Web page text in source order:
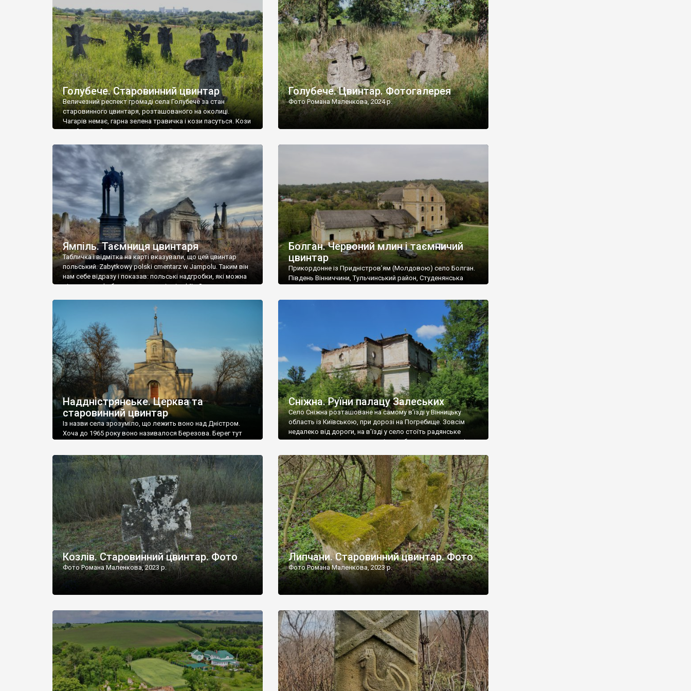
[…]
Голубече. Старовинний цвинтар
Величезний респект громаді села Голубече за стан
старовинного цвинтаря, розташованого на околиці.
Чагарів немає, гарна зелена травичка і кози пасуться. Кози
– найкращий регулятор шкідливої, для старих кладовищ,
бруньками, кози ті бруньки обгризають, бо то улюблений
делікатес. На цвинтарі у Голубечому ціла колекція
різноманітних форм хрестів. Село відносно невелике, […]
Голубече. Цвинтар. Фотогалерея
Фото Романа Маленкова, 2024 р.
Ямпіль. Таємниця цвинтаря
Табличка і відмітка на карті вказували, що цей цвинтар
польський. Zabytkowy polski cmentarz w Jampolu. Таким він
нам себе відразу і показав: польські надгробки, які можна
віднести до фабричних, польські епітафії… Загалом цвинтар
виявилося більше семи гектарів. Перше враження про
абсолютну звичайність польського цвинтаря виявилося
оманливим – […]
Болган. Червоний млин і таємничий
цвинтар
Прикордонне із Придністров’ям (Молдовою) село Болган.
Південь Вінниччини, Тульчинський район, Студенянська
старовинний цвинтар із кам’яними хрестами. Всі епітафії, які
збереглися, написані кирилицею, церковнослов’янською
мовою. За всіма традиційними ознаками – цвинтар
український. Хрести датуються 19 століттям. У 1924-1940
роках Болган […]
Наддністрянське. Церква та
старовинний цвинтар
Із назви села зрозуміло, що лежить воно над Дністром.
Хоча до 1965 року воно називалося Березова. Берег тут
Наддністрянське відрізняється від більшості навколишніх
сіл. У селі є мурована Михайлівська церква. Точної дати […]
Сніжна. Руїни палацу Залеських
Село Сніжна розташоване на самому в’їзді у Вінницьку
область із Київською, при дорозі на Погребище. Зовсім
недалеко від дороги, на в’їзді у село стоїть радянське
рельєфне пано, яке показує жінку і яблуню, а трохи далі,
дороги їх не видно, але видно дві стареньких колії у траві –
[…]
Козлів. Старовинний цвинтар. Фото
Фото Романа Маленкова, 2023 р.
Липчани. Старовинний цвинтар. Фото
Фото Романа Маленкова, 2023 р.